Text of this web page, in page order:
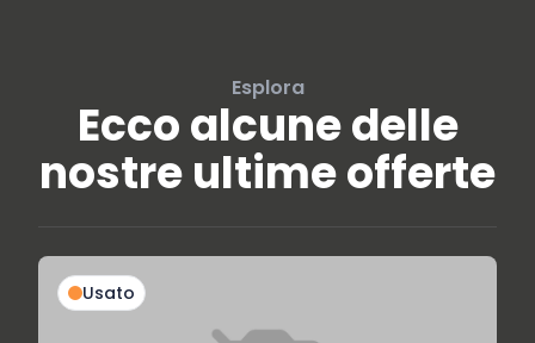
Esplora
Ecco alcune delle
nostre ultime offerte
Usato